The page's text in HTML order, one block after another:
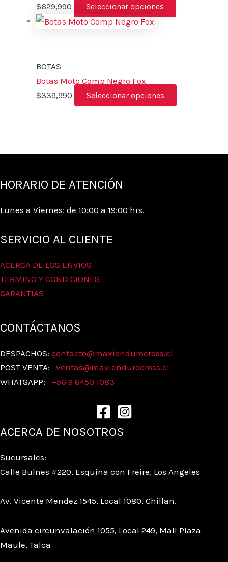
$629,990 Seleccionar opciones
BOTAS
Botas Moto Comp Negro Fox
$339,990 Seleccionar opciones
HORARIO DE ATENCIÓN
Lunes a Viernes: de 10:00 a 19:00 hrs.
SERVICIO AL CLIENTE
ACERCA DE LOS ENVIOS
TERMINO Y CONDICIONES
GARANTIAS
CONTÁCTANOS
DESPACHOS: contacto@maxiendurocross.cl
POST VENTA: ventas@maxiendurocross.cl
WHATSAPP: +56 9 6450 1083
ACERCA DE NOSOTROS
Sucursales:
Calle Bulnes #220, Esquina con Freire, Los Angeles
Av. Vicente Mendez 1545, Local 1080, Chillan.
Avenida circunvalación 1055, Local 249, Mall Plaza
Maule, Talca